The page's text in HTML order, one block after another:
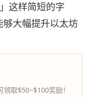
这样简短的字
大幅提升以太坊
取$50~$100奖励！